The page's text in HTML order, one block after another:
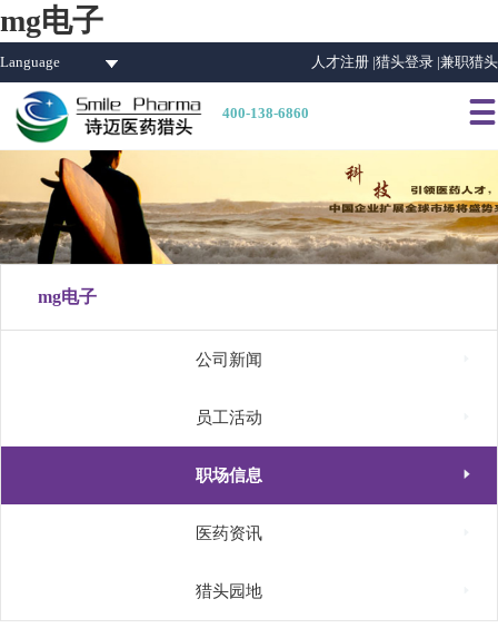
mg电子
Language 人才注册 |猎头登录 |兼职猎头
400-138-6860 
mg电子
公司新闻
员工活动
职场信息 
医药资讯
猎头园地